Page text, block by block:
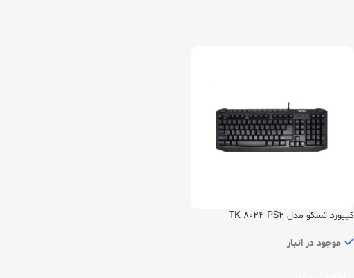
کیبورد تسکو مدل TK 8024 PS2
موجود در انبار